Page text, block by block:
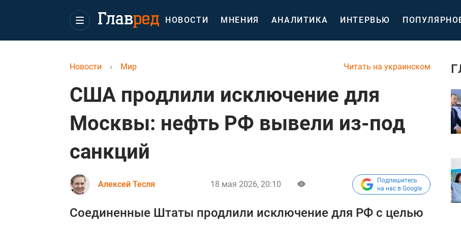
НОВОСТИ МНЕНИЯ АНАЛИТИКА ИНТЕРВЬЮ
Читать на украинском
Новости › Мир
США продлили исключение для
Москвы: нефть РФ вывели из-под
санкций
Алексей Тесля 18 мая 2026, 20:10
Подпишитесь
на нас в Google
Соединенные Штаты продлили исключение для РФ с целью